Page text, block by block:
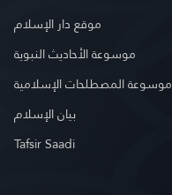
موقع دار الإسلام
موسوعة الأحاديث النبوية
موسوعة المصطلحات الإسلامية
بيان الإسلام
Tafsir Saadi